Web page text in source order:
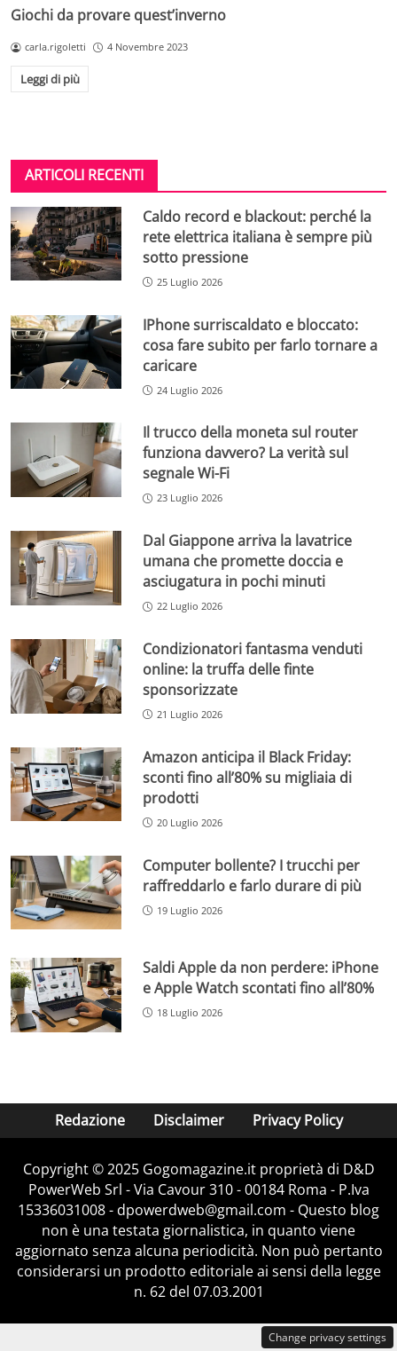
Giochi da provare quest’inverno
carla.rigoletti 4 Novembre 2023
Leggi di più
ARTICOLI RECENTI
Caldo record e blackout: perché la
rete elettrica italiana è sempre più
sotto pressione
25 Luglio 2026
IPhone surriscaldato e bloccato:
cosa fare subito per farlo tornare a
caricare
24 Luglio 2026
Il trucco della moneta sul router
funziona davvero? La verità sul
segnale Wi-Fi
23 Luglio 2026
Dal Giappone arriva la lavatrice
umana che promette doccia e
asciugatura in pochi minuti
22 Luglio 2026
Condizionatori fantasma venduti
online: la truffa delle finte
sponsorizzate
21 Luglio 2026
Amazon anticipa il Black Friday:
sconti fino all’80% su migliaia di
prodotti
20 Luglio 2026
Computer bollente? I trucchi per
raffreddarlo e farlo durare di più
19 Luglio 2026
Saldi Apple da non perdere: iPhone
e Apple Watch scontati fino all’80%
18 Luglio 2026
Redazione Disclaimer Privacy Policy
Copyright © 2025 Gogomagazine.it proprietà di D&D
PowerWeb Srl - Via Cavour 310 - 00184 Roma - P.Iva
15336031008 - dpowerdweb@gmail.com - Questo blog
non è una testata giornalistica, in quanto viene
aggiornato senza alcuna periodicità. Non può pertanto
considerarsi un prodotto editoriale ai sensi della legge
n. 62 del 07.03.2001
Change privacy settings